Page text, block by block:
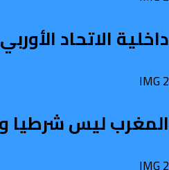
داخلية الاتحاد
ليس شرطيا ولا